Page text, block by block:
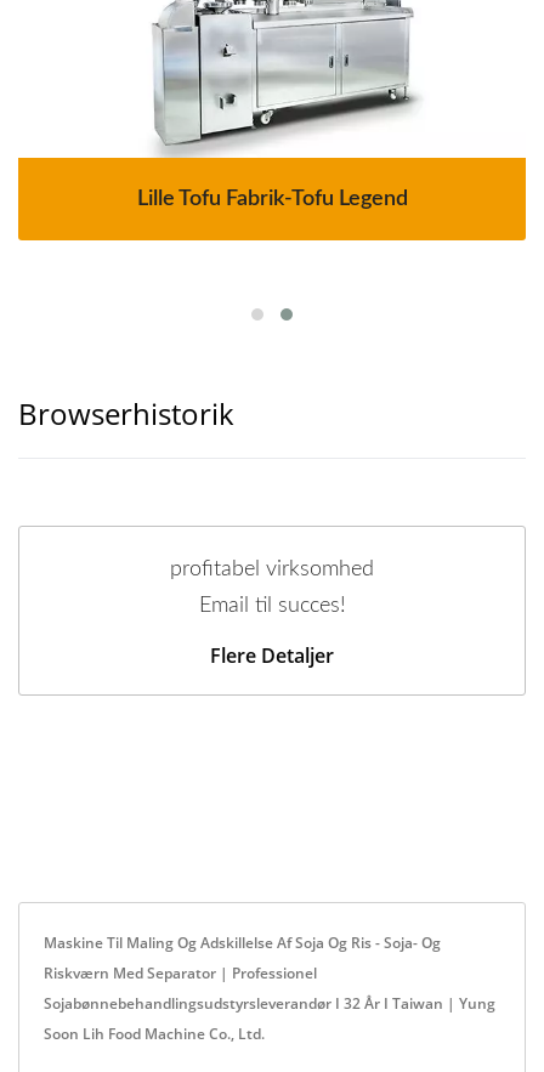
Lille Tofu Fabrik-Tofu Legend
Browserhistorik
profitabel virksomhed
Email til succes!
Flere Detaljer
Maskine Til Maling Og Adskillelse Af Soja Og Ris - Soja- Og
Riskværn Med Separator | Professionel
Sojabønnebehandlingsudstyrsleverandør I 32 År I Taiwan | Yung
Soon Lih Food Machine Co., Ltd.